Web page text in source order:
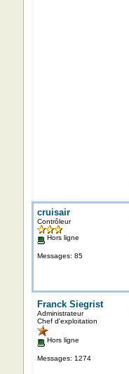
cruisair
Contrôleur
Hors ligne
Messages: 85
Franck Siegrist
Administrateur
Chef d'exploitation
Hors ligne
Messages: 1274